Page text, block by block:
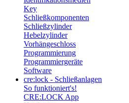
Key
Schließkomponenten
Schließzylinder
Hebelzylinder
Vorhängeschloss
Programmierung
Programmiergeräte
Software
cre:lock - Schließanlagen
So funktioniert's!
CRE:LOCK App